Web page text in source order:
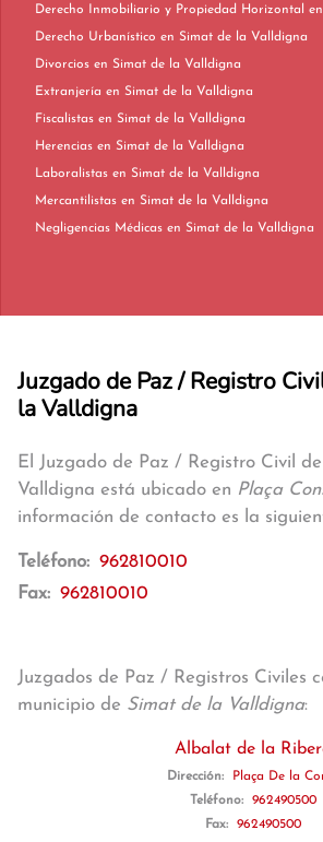
Derecho Urbanístico en Simat de la Valldigna
Divorcios en Simat de la Valldigna
Extranjería en Simat de la Valldigna
Fiscalistas en Simat de la Valldigna
Herencias en Simat de la Valldigna
Laboralistas en Simat de la Valldigna
Mercantilistas en Simat de la Valldigna
Negligencias Médicas en Simat de la Valldigna
Juzgado de Paz / Registro
la Valldigna
El Juzgado de Paz / Registro Civil
Valldigna está ubicado en Plaça
información de contacto es la
Teléfono: 962810010
Fax: 962810010
Juzgados de Paz / Registros Civiles
municipio de Simat de la Valldigna:
Albalat de la
Dirección:
Plaça De la
Teléfono:
962490500
Fax:
962490500